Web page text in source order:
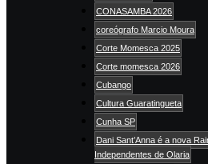
CONASAMBA 2026
coreógrafo Marcio Moura
Corte Momesca 2025
Corte momesca 2026
Cubango
Cultura Guaratingueta
Cunha SP
Dani Sant’Anna é a nova
Independentes de Olaria